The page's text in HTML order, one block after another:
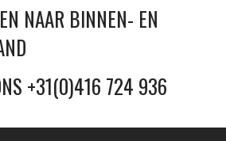
NAAR BINNEN- EN
+31(0)416 724 936